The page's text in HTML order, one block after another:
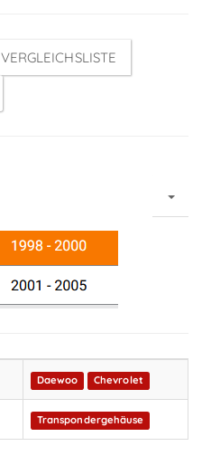
VERGLEICHSLISTE
Daewoo Chevrolet
Transpondergehäuse